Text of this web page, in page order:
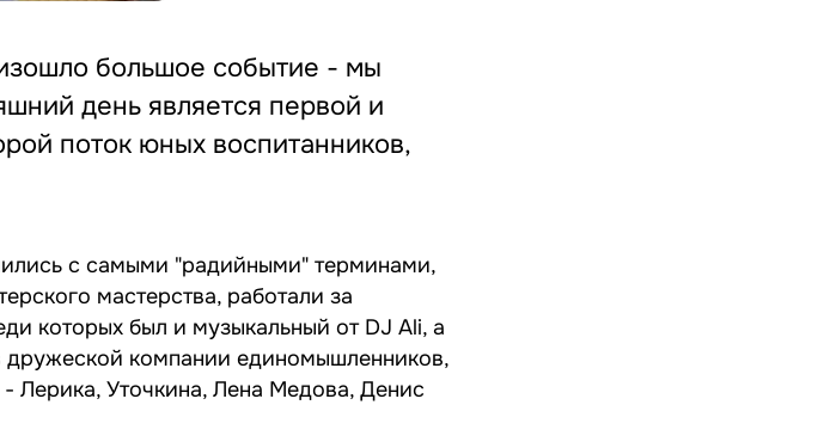
большое событие - мы
день является первой и
поток юных воспитанников,
с самыми "радийными" терминами,
мастерства, работали за
которых был и музыкальный от DJ Ali, а
дружеской компании единомышленников,
Уточкина, Лена Медова, Денис